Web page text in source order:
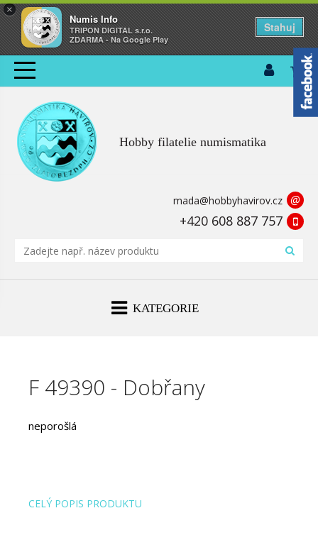
×
Numis Info
TRIPON DIGITAL s.r.o.
ZDARMA - Na Google Play
Stahuj
Hobby filatelie numismatika
mada@hobbyhavirov.cz @
+420 608 887 757
KATEGORIE
F 49390 - Dobřany
neporošlá
CELÝ POPIS PRODUKTU